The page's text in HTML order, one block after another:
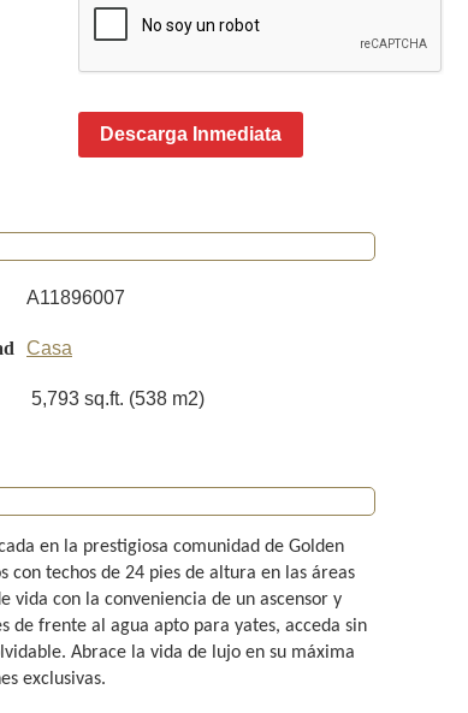
Descarga Inmediata
A11896007
Casa
5,793 sq.ft. (538 m2)
en la prestigiosa comunidad de Golden
con techos de 24 pies de altura en las áreas
vida con la conveniencia de un ascensor y
de frente al agua apto para yates, acceda sin
Abrace la vida de lujo en su máxima
exclusivas.